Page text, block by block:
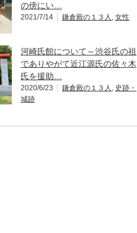
の傍にい…
2021/7/14 鎌倉殿の１３人 女性
河崎氏館について～渋谷氏の祖
でありやがて近江源氏の佐々木
氏を援助…
2020/6/23 鎌倉殿の１３人
史跡・
城跡